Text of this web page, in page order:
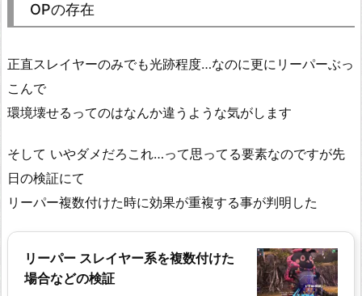
OPの存在
正直スレイヤーのみでも光跡程度…なのに更にリーパーぶっ
こんで
環境壊せるってのはなんか違うような気がします
そして いやダメだろこれ…って思ってる要素なのですが先
日の検証にて
リーパー複数付けた時に効果が重複する事が判明した
リーパー スレイヤー系を複数付けた
場合などの検証